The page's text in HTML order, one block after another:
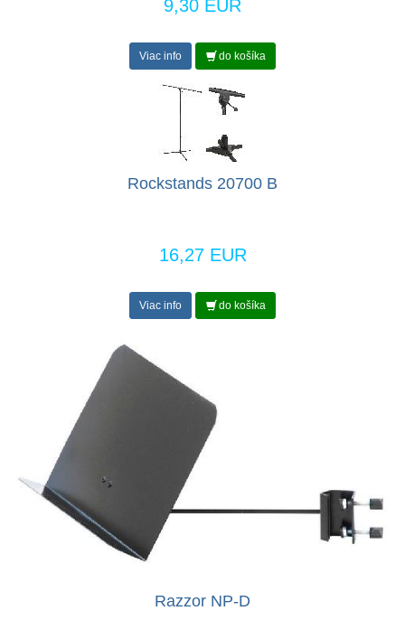
9,30 EUR
Viac info do košíka
Rockstands 20700 B
16,27 EUR
Viac info do košíka
Razzor NP-D